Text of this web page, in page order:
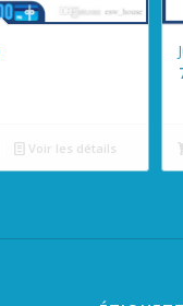
Voir les détails